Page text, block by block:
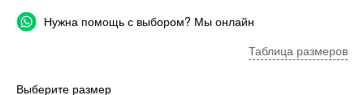
Нужна помощь с выбором? Мы онлайн
Таблица размеров
Выберите размер